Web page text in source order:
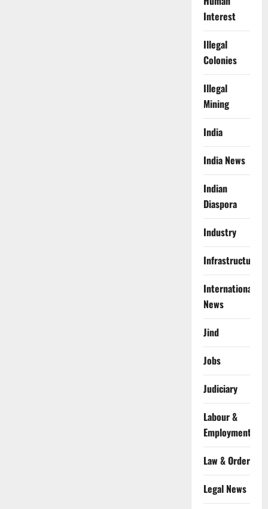
Interest
Illegal
Colonies
Illegal
Mining
India
India News
Indian
Diaspora
Industry
Infrastructure
International
News
Jind
Jobs
Judiciary
Labour &
Employment
Law & Order
Legal News